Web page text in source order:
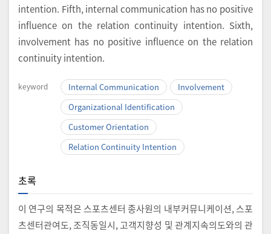
intention. Fifth, internal communication has no positive
influence on the relation continuity intention. Sixth,
involvement has no positive influence on the relation
continuity intention.
keyword Internal Communication
Involvement
Organizational Identification
Customer Orientation
Relation Continuity Intention
초록
이 연구의 목적은 스포츠센터 종사원의 내부커뮤니케이션, 스포
츠센터관여도, 조직동일시, 고객지향성 및 관계지속의도와의 관